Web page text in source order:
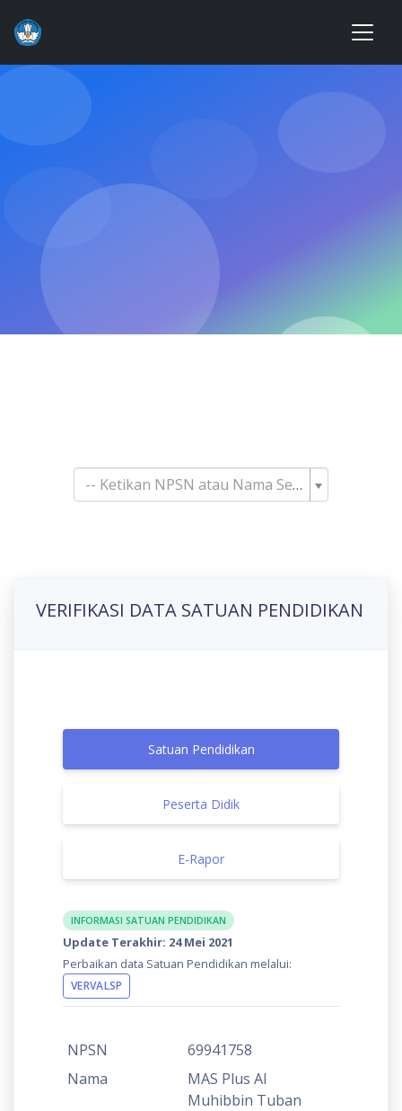
-- Ketikan NPSN atau Nama Sekolah--
VERIFIKASI DATA SATUAN PENDIDIKAN
Satuan Pendidikan
Peserta Didik
E-Rapor
INFORMASI SATUAN PENDIDIKAN
Update Terakhir: 24 Mei 2021
Perbaikan data Satuan Pendidikan melalui:
VERVALSP
NPSN
69941758
Nama
MAS Plus Al
Muhibbin Tuban